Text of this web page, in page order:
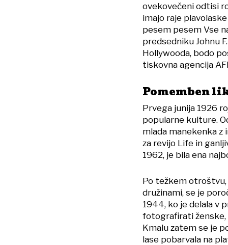
ovekovečeni odtisi
imajo raje
pesem pesem Vse
predsedniku Johnu
Hollywooda, bodo
tiskovna agencija
Pomemben
Prvega junija 1926
popularne kulture.
mlada manekenka z
za revijo Life in
1962, je bila ena
Po težkem
družinami, se je
1944, ko je delala v
fotografirati ženske,
Kmalu zatem se je
lase pobarvala na